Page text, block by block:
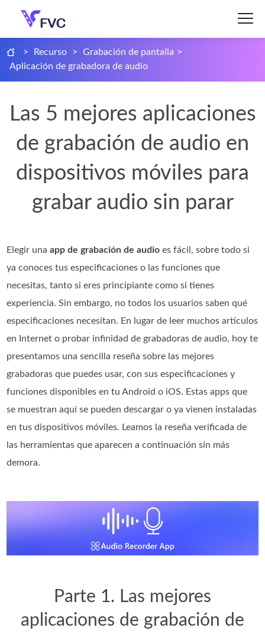
> Recurso > Grabación de pantalla >
Aplicación de grabadora de audio
Las 5 mejores aplicaciones
de grabación de audio en
dispositivos móviles para
grabar audio sin parar
Elegir unaapp de grabación de audio es fácil, sobre todo si
ya conoces tus especificaciones o las funciones que
necesitas, tanto si eres principiante como si tienes
experiencia. Sin embargo, no todos los usuarios saben qué
especificaciones necesitan. En lugar de leer muchos artículos
en Internet o probar infinidad de grabadoras de audio, hoy te
presentamos una sencilla reseña sobre las mejores
grabadoras que puedes usar, con sus especificaciones y
funciones disponibles en tu Android o iOS. Estas apps que
se muestran aquí se pueden descargar o ya vienen instaladas
en tus dispositivos móviles. Leamos la reseña verificada de
las herramientas que aparecen a continuación sin más
demora.
Parte 1. Las mejores
aplicaciones de grabación de